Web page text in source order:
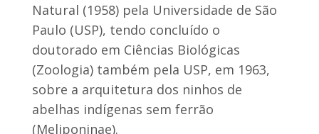
Natural (1958) pela Universidade de São
Paulo (USP), tendo concluído o
doutorado em Ciências Biológicas
(Zoologia) também pela USP, em 1963,
sobre a arquitetura dos ninhos de
abelhas indígenas sem ferrão
(Meliponinae).